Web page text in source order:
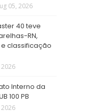
05, 2026
40 teve
RN,
classificação
Interno da
100 PB